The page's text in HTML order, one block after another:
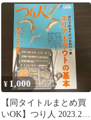
ムシング・ディファレ
¥ 1,000
【同タイトルまとめ買
いOK】つり人 2023.2